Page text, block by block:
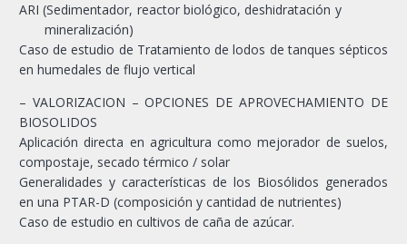
ARI (Sedimentador, reactor biológico, deshidratación y
mineralización)
Caso de estudio de Tratamiento de lodos de tanques sépticos
en humedales de flujo vertical
– VALORIZACION – OPCIONES DE APROVECHAMIENTO DE
BIOSOLIDOS
Aplicación directa en agricultura como mejorador de suelos,
compostaje, secado térmico / solar
Generalidades y características de los Biosólidos generados
en una PTAR-D (composición y cantidad de nutrientes)
Caso de estudio en cultivos de caña de azúcar.